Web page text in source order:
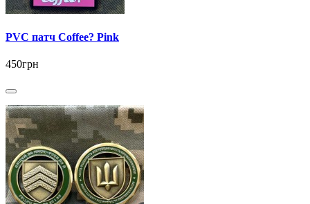
PVC патч Coffee? Pink
450грн